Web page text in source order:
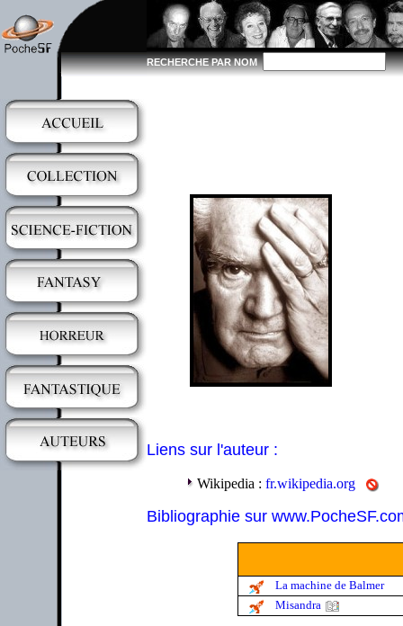
RECHERCHE PAR NOM
Liens sur l'auteur :
Wikipedia : fr.wikipedia.org
Bibliographie sur
La machine de Balmer
Misandra